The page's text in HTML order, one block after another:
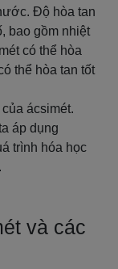
Độ hòa tan
bao gồm nhiệt
có thể hòa
thể hòa tan tốt
ácsimét.
áp dụng
trình hóa học
và các